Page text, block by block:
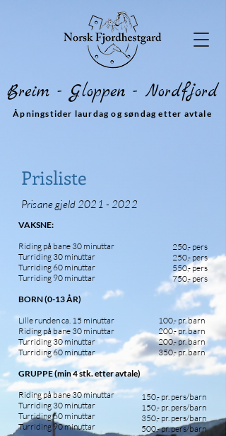
Breim - Gloppen - Nordfjord
Åpningstider laurdag og søndag etter avtale
Prisliste
Prisane gjeld2021 - 2022
VAKSNE:
Riding på bane 30 minuttar
Turriding 30 minuttar
Turriding 60 minuttar
Turriding 90 minuttar
BORN (0-13 ÅR)
Lille runden ca. 15 minuttar
Riding på bane 30 minuttar
Turriding 30 minuttar
Turriding 60 minuttar
GRUPPE (min 4 stk. etter avtale)
Riding på bane 30 minuttar
Turriding 30 minuttar
Turriding 60 minuttar
Turriding 90 minuttar
250,- pers
250,- pers
550,- pers
750,- pers
100,- pr. barn
200,- pr. barn
200,- pr. barn
350,- pr. barn
150,- pr. pers/barn
150,- pr. pers/barn
350,- pr. pers/barn
500,- pr. pers/barn